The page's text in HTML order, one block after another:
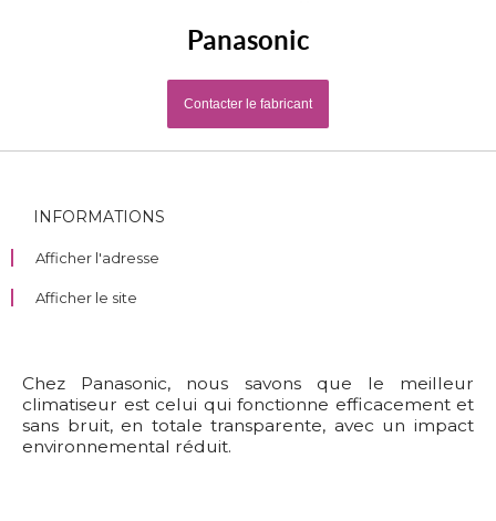
Panasonic
Contacter le fabricant
INFORMATIONS
Afficher l'adresse
Afficher le site
Chez Panasonic, nous savons que le meilleur
climatiseur est celui qui fonctionne efficacement et
sans bruit, en totale transparente, avec un impact
environnemental réduit.